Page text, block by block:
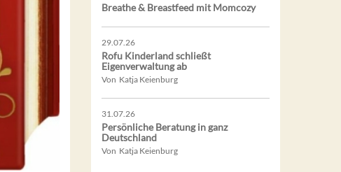
Breathe & Breastfeed mit Momcozy
29.07.26
Rofu Kinderland schließt
Eigenverwaltung ab
Von Katja Keienburg
31.07.26
Persönliche Beratung in ganz
Deutschland
Von Katja Keienburg